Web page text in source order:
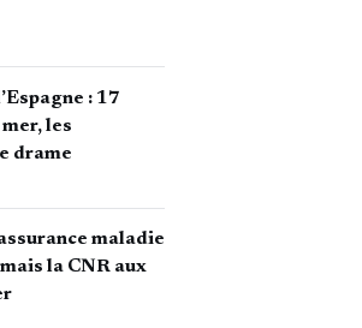
: 17
les
drame
maladie
la CNR aux